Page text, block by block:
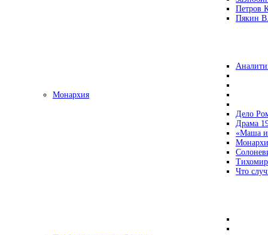
Петров
Пякин
Монархия
Дело
Драма
«Маша и
Что